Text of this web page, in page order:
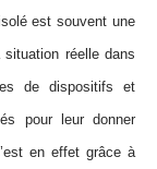
est souvent une
réelle dans
de dispositifs et
pour leur donner
en effet grâce à